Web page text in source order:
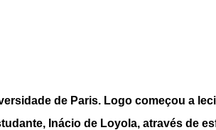
de Paris. Logo começou a
Inácio de Loyola, através de